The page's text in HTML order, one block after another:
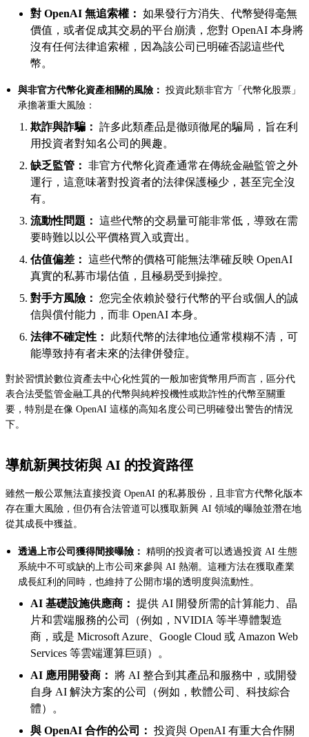
對 OpenAI 無追索權： 如果發行方消失、代幣變得毫無
價值，或者促成其交易的平台崩潰，您對 OpenAI 本身將
沒有任何法律追索權，因為該公司已明確否認這些代
幣。
與非官方代幣化資產相關的風險： 投資此類非官方「代幣化股票」
承擔著重大風險：
欺詐與詐騙： 許多此類產品是徹頭徹尾的騙局，旨在利
用投資者對知名公司的興趣。
缺乏監管： 非官方代幣化資產通常在傳統金融監管之外
運行，這意味著對投資者的法律保護極少，甚至完全沒
有。
流動性問題： 這些代幣的交易量可能非常低，導致在需
要時難以以公平價格買入或賣出。
估值偏差： 這些代幣的價格可能無法準確反映 OpenAI
真實的私募市場估值，且極易受到操控。
對手方風險： 您完全依賴於發行代幣的平台或個人的誠
信與償付能力，而非 OpenAI 本身。
法律不確定性：
此類代幣的法律地位通常模糊不清，可
能導致持有者未來的法律併發症。
對於習慣於數位資產去中心化性質的一般加密貨幣用戶而言，區分代
表合法受監管金融工具的代幣與純粹投機性或欺詐性的代幣至關重
要，特別是在像 OpenAI 這樣的高知名度公司已明確發出警告的情況
下。
導航新興技術與 AI 的投資路徑
雖然一般公眾無法直接投資 OpenAI 的私募股份，且非官方代幣化版本
存在重大風險，但仍有合法管道可以獲取新興 AI 領域的曝險並潛在地
從其成長中獲益。
透過上市公司獲得間接曝險： 精明的投資者可以透過投資 AI 生態
系統中不可或缺的上市公司來參與 AI 熱潮。這種方法在獲取產業
成長紅利的同時，也維持了公開市場的透明度與流動性。
AI 基礎設施供應商： 提供 AI 開發所需的計算能力、晶
片和雲端服務的公司（例如，NVIDIA 等半導體製造
商，或是 Microsoft Azure、Google Cloud 或 Amazon Web
Services 等雲端運算巨頭）。
AI 應用開發商：
將 AI 整合到其產品和服務中，或開發
自身 AI 解決方案的公司（例如，軟體公司、科技綜合
體）。
與 OpenAI 合作的公司： 投資與 OpenAI 有重大合作關